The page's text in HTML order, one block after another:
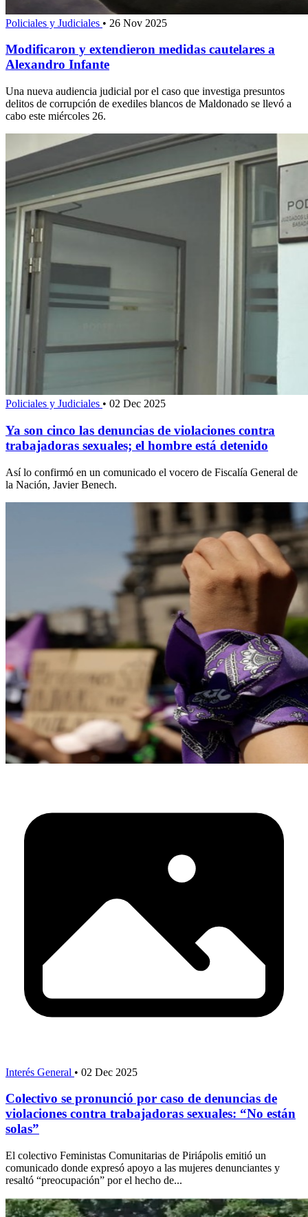
Policiales y Judiciales • 26 Nov 2025
Modificaron y extendieron medidas cautelares a
Alexandro Infante
Una nueva audiencia judicial por el caso que investiga presuntos
delitos de corrupción de exediles blancos de Maldonado se llevó a
cabo este miércoles 26.
Policiales y Judiciales • 02 Dec 2025
Ya son cinco las denuncias de violaciones contra
trabajadoras sexuales; el hombre está detenido
Así lo confirmó en un comunicado el vocero de Fiscalía General de
la Nación, Javier Benech.
Interés General • 02 Dec 2025
Colectivo se pronunció por caso de denuncias de
violaciones contra trabajadoras sexuales: “No están
solas”
El colectivo Feministas Comunitarias de Piriápolis emitió un
comunicado donde expresó apoyo a las mujeres denunciantes y
resaltó “preocupación” por el hecho de...